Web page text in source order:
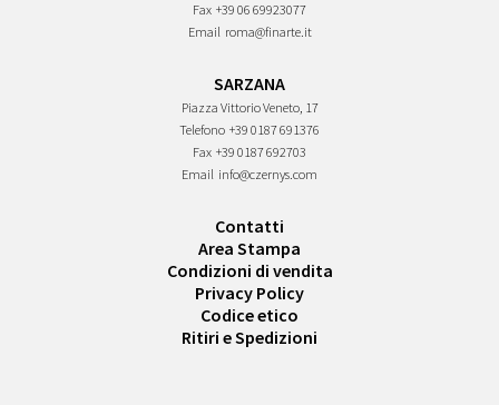
Fax +39 06 69923077
Email roma@finarte.it
SARZANA
Piazza Vittorio Veneto, 17
Telefono +39 0187 691376
Fax +39 0187 692703
Email info@czernys.com
Contatti
Area Stampa
Condizioni di vendita
Privacy Policy
Codice etico
Ritiri e Spedizioni